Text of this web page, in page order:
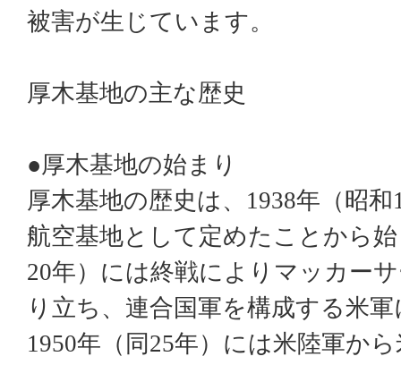
被害が生じています。
厚木基地の主な歴史
●厚木基地の始まり
厚木基地の歴史は、 1938年（昭和
航空基地として定めたことから
20年）には終戦によりマッカー
り立ち、連合国軍を構成する米
1950年（同25年）には米陸軍か